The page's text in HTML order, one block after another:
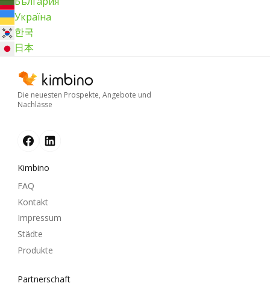
Україна
한국
日本
Die neuesten Prospekte, Angebote und
Nachlässe
Kimbino
FAQ
Kontakt
Impressum
Städte
Produkte
Partnerschaft